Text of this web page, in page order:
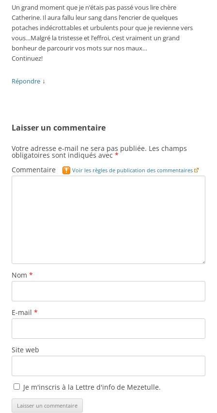
Un grand moment que je n’étais pas passé vous lire chère
Catherine. Il aura fallu leur sang dans l’encrier de quelques
potaches indécrottables et urbulents pour que je revienne vers
vous…Malgré la tristesse et l’effroi, c’est vraiment un grand
bonheur de parcourir vos mots sur nos maux…
Continuez!
Répondre ↓
Laisser un commentaire
Votre adresse e-mail ne sera pas publiée. Les champs
obligatoires sont indiqués avec *
Commentaire
Voir les règles de publication des commentaires
Nom *
E-mail *
Site web
Je m'inscris à la Lettre d'info de Mezetulle.